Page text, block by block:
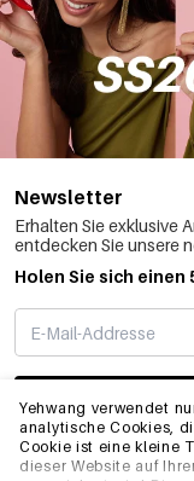
Yehwang verwendet
analytische Cookies,
Cookie ist eine kleine
dieser Website auf
Newsletter
Erhalten Sie exklusive
entdecken Sie unsere
Holen Sie sich einen